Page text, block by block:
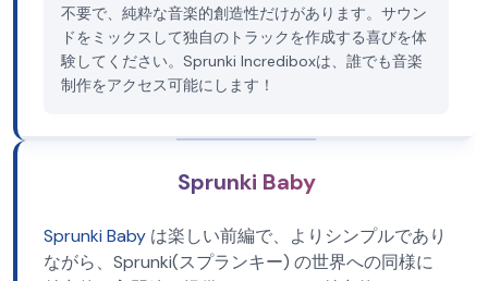
不要で、純粋な音楽的創造性だけがあります。サウン
ドをミックスして独自のトラックを作成する喜びを体
験してください。Sprunki Incrediboxは、誰でも音楽
制作をアクセス可能にします！
Sprunki Baby
Sprunki Baby は楽しい前編で、よりシンプルであり
ながら、Sprunki(スプランキー) の世界への同様に